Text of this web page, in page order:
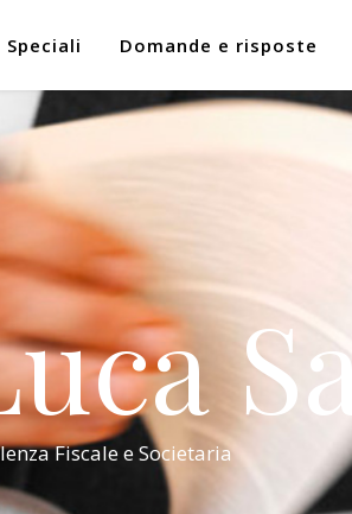
Speciali Domande e risposte
Fiscale e Societaria